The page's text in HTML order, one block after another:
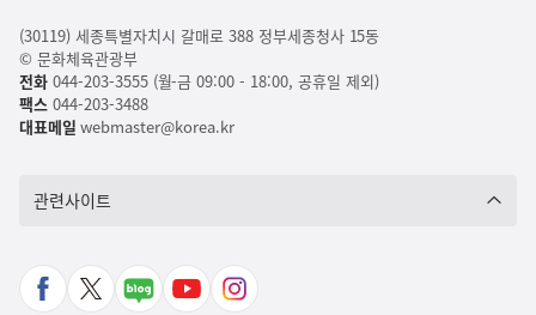
(30119) 세종특별자치시 갈매로 388 정부세종청사 15동
© 문화체육관광부
전화044-203-3555 (월-금 09:00 - 18:00, 공휴일 제외)
팩스044-203-3488
대표메일 webmaster@korea.kr
관련사이트
페
X
네
유
인